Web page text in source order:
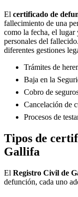
El certificado de
fallecimiento de una
como la fecha, el lugar
personales del
diferentes gestiones
Trámites de
Baja en la
Cobro de
Cancelación de
Procesos de
Tipos de
Gallifa
El Registro Civil de
defunción, cada uno